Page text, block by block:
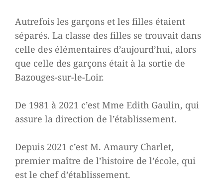
Autrefois les garçons et les filles étaient
séparés. La classe des filles se trouvait dans
celle des élémentaires d’aujourd’hui, alors
que celle des garçons était à la sortie de
Bazouges-sur-le-Loir.
De 1981 à 2021 c’est Mme Edith Gaulin, qui
assure la direction de l’établissement.
Depuis 2021 c’est M. Amaury Charlet,
premier maître de l’histoire de l’école, qui
est le chef d’établissement.